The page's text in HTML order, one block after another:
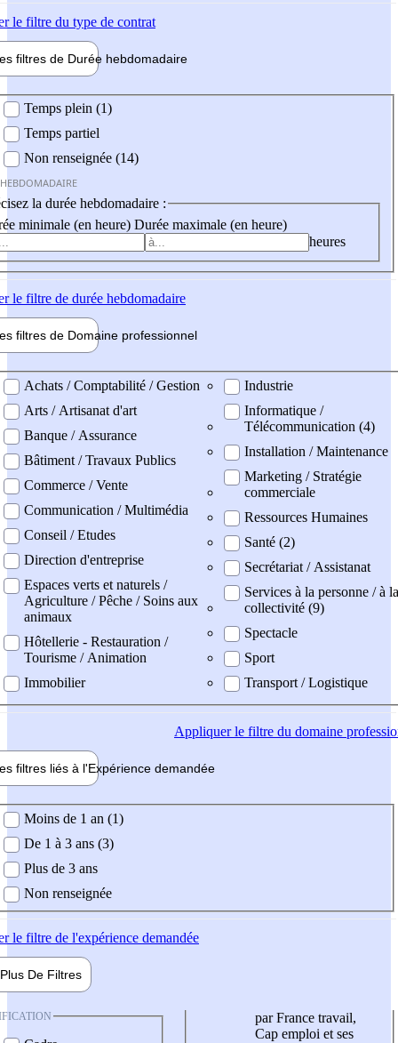
le filtre du type de contrat
filtres de Durée hebdomadaire
Temps plein (1)
Temps partiel
Non renseignée (14)
la durée hebdomadaire :
minimale (en heure) Durée maximale (en heure)
heures
le filtre de durée hebdomadaire
filtres de Domaine professionnel
professionel
Achats / Comptabilité / Gestion
Arts / Artisanat d'art
Banque / Assurance
Bâtiment / Travaux Publics
Commerce / Vente
Communication / Multimédia
Conseil / Etudes
Direction d'entreprise
Espaces verts et naturels /
Agriculture / Pêche / Soins aux
animaux
Hôtellerie - Restauration /
Tourisme / Animation
Immobilier
Industrie
Informatique /
Télécommunication (4)
Installation / Maintenance
Marketing / Stratégie
commerciale
Ressources Humaines
Santé (2)
Secrétariat / Assistanat
Services à la personne / à la
collectivité (9)
Spectacle
Sport
Transport / Logistique
Appliquerle filtre du domaine
filtres liés à l'Expérience demandée
demandée
Moins de 1 an (1)
De 1 à 3 ans (3)
Plus de 3 ans
Non renseignée
le filtre de l'expérience demandée
Plus De Filtres
par France travail,
Cap emploi et ses